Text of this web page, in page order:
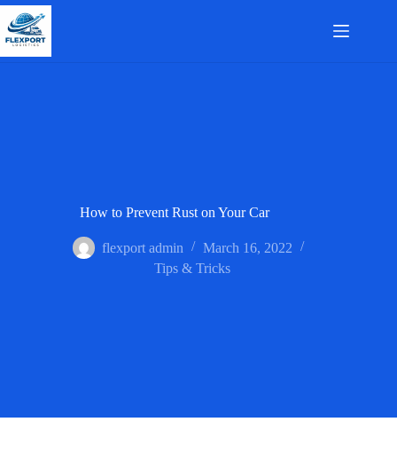
Skip
to
content
How to Prevent Rust on Your Car
flexport admin
March 16, 2022
Tips & Tricks